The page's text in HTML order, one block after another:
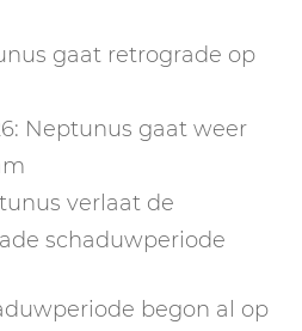
gaat retrograde op
Neptunus gaat weer
verlaat de
schaduwperiode
begon al op